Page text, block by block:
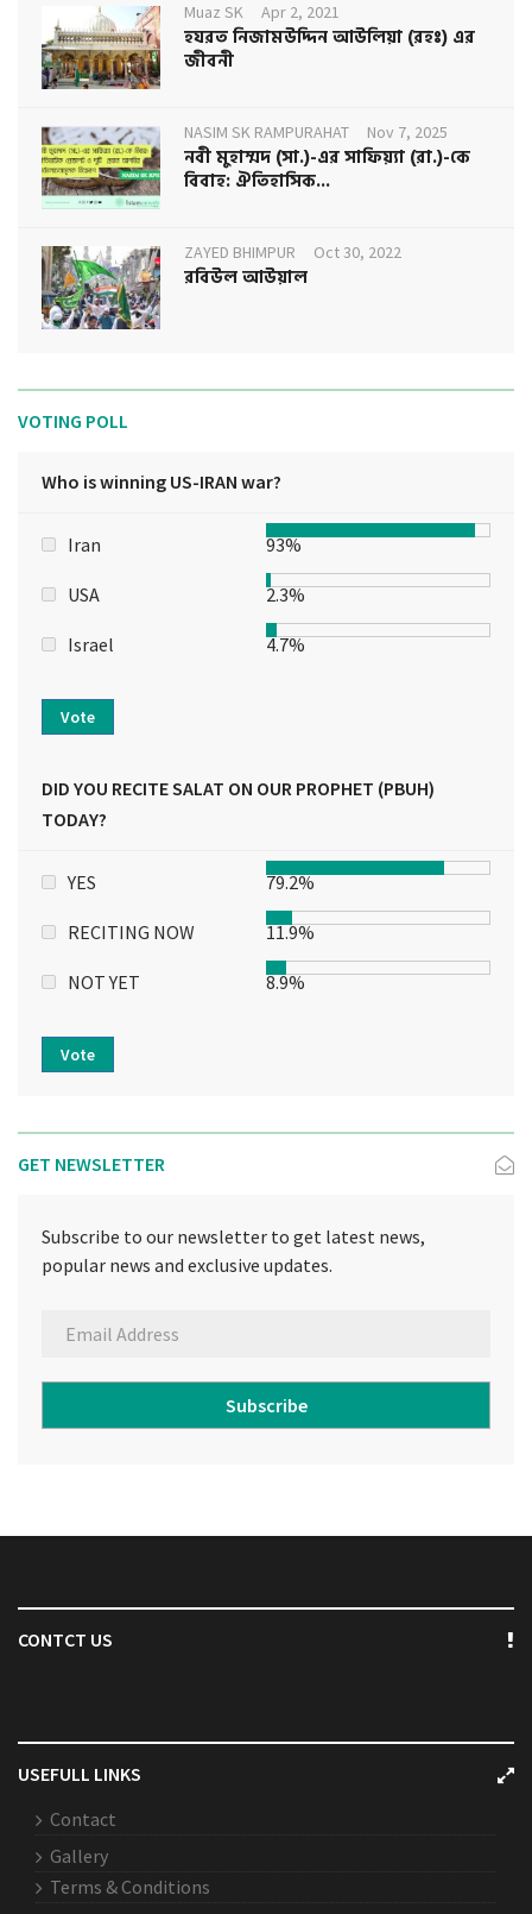
Muaz SK Apr 2, 2021
হযরত নিজামউদ্দিন আউলিয়া (রহঃ) এর
জীবনী
NASIM SK RAMPURAHAT Nov 7, 2025
নবী মুহাম্মদ (সা.)-এর সাফিয়্যা (রা.)-কে
বিবাহ: ঐতিহাসিক...
ZAYED BHIMPUR Oct 30, 2022
রবিউল আউয়াল
VOTING POLL
Who is winning US-IRAN war?
Iran 93%
USA 2.3%
Israel 4.7%
Vote
DID YOU RECITE SALAT ON OUR PROPHET (PBUH)
TODAY?
YES 79.2%
RECITING NOW 11.9%
NOT YET 8.9%
Vote
GET NEWSLETTER
Subscribe to our newsletter to get latest news,
popular news and exclusive updates.
Subscribe
CONTCT US
USEFULL LINKS
Contact
Gallery
Terms & Conditions